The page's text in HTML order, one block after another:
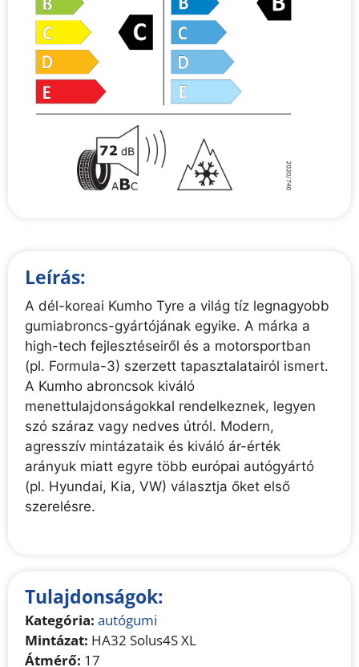
Leírás:
A dél-koreai Kumho Tyre a világ tíz legnagyobb
gumiabroncs-gyártójának egyike. A márka a
high-tech fejlesztéseiről és a motorsportban
(pl. Formula-3) szerzett tapasztalatairól ismert.
A Kumho abroncsok kiváló
menettulajdonságokkal rendelkeznek, legyen
szó száraz vagy nedves útról. Modern,
agresszív mintázataik és kiváló ár-érték
arányuk miatt egyre több európai autógyártó
(pl. Hyundai, Kia, VW) választja őket első
szerelésre.
Tulajdonságok:
Kategória: autógumi
Mintázat: HA32 Solus4S XL
Átmérő: 17